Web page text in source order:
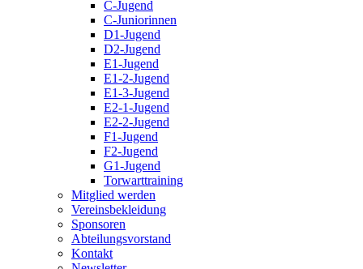
C-Jugend
C-Juniorinnen
D1-Jugend
D2-Jugend
E1-Jugend
E1-2-Jugend
E1-3-Jugend
E2-1-Jugend
E2-2-Jugend
F1-Jugend
F2-Jugend
G1-Jugend
Torwarttraining
Mitglied werden
Vereinsbekleidung
Sponsoren
Abteilungsvorstand
Kontakt